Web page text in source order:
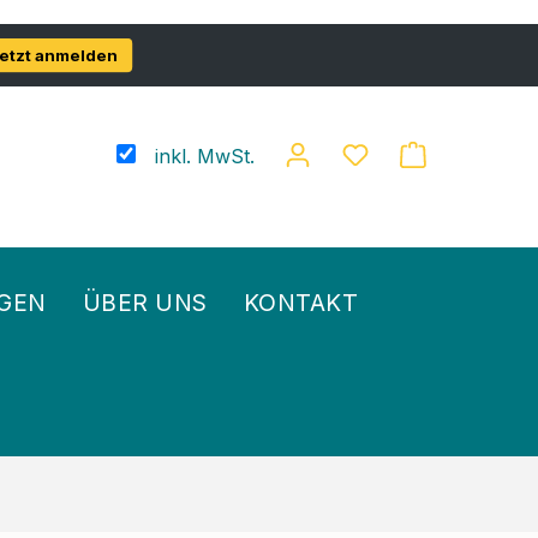
anmelden
inkl. MwSt.
ÜBER UNS KONTAKT